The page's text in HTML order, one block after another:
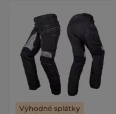
Výhodné splátky